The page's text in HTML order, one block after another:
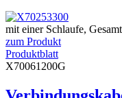
mit einer Schlaufe,
zum Produkt
Produktblatt
X70061200G